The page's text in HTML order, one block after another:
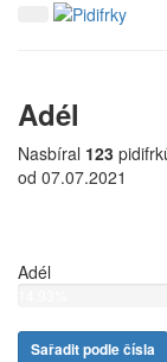
Adél
Nasbíral 123
od 07.07.2021
Adél
Sařadit podle čísla